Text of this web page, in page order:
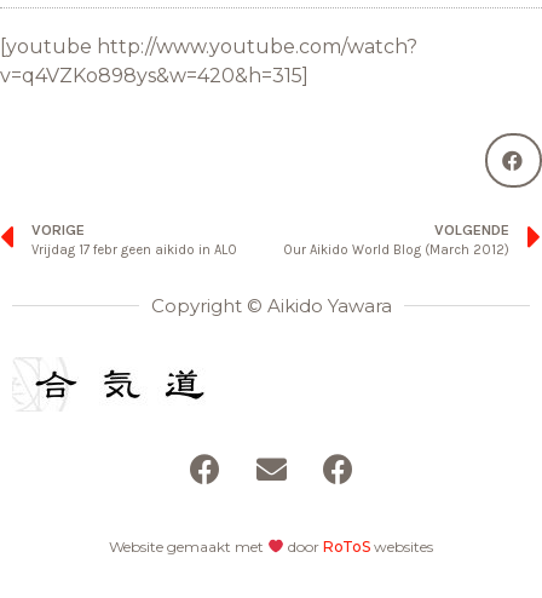
[youtube http://www.youtube.com/watch?
v=q4VZKo898ys&w=420&h=315]
VORIGE VOLGENDE
Our Aikido World Blog (March 2012)
Copyright © Aikido Yawara
Website gemaakt met doorRoToS websites